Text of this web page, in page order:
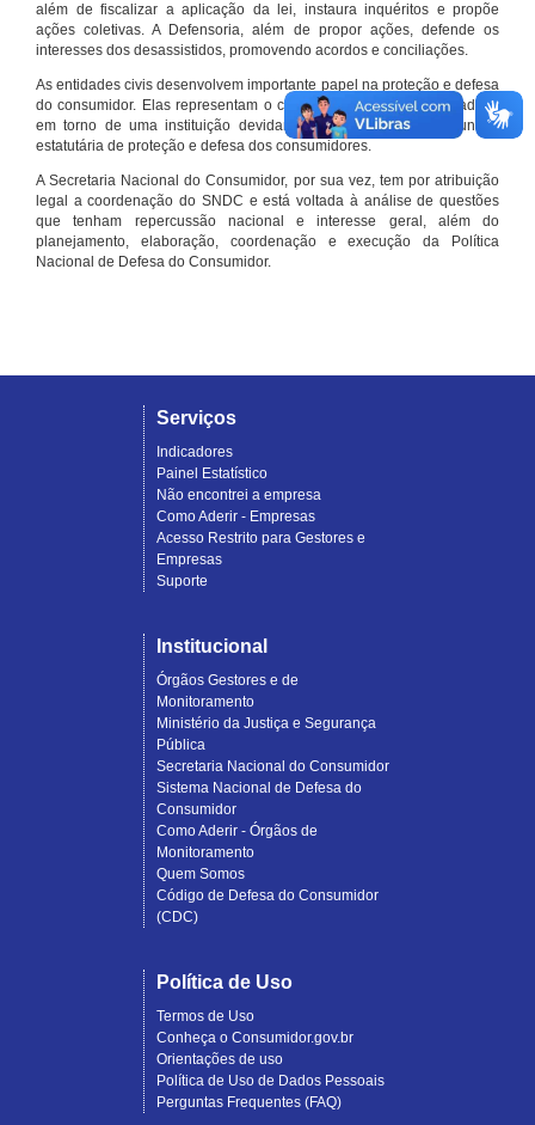
além de fiscalizar a aplicação da lei, instaura inquéritos e propõe
ações coletivas. A Defensoria, além de propor ações, defende os
interesses dos desassistidos, promovendo acordos e conciliações.
As entidades civis desenvolvem importante papel na proteção e defesa
do consumidor. Elas representam o conjunto organizado de cidadãos
em torno de uma instituição devidamente registrada e com função
estatutária de proteção e defesa dos consumidores.
A Secretaria Nacional do Consumidor, por sua vez, tem por atribuição
legal a coordenação do SNDC e está voltada à análise de questões
que tenham repercussão nacional e interesse geral, além do
planejamento, elaboração, coordenação e execução da Política
Nacional de Defesa do Consumidor.
Serviços
Indicadores
Painel Estatístico
Não encontrei a empresa
Como Aderir - Empresas
Acesso Restrito para Gestores e
Empresas
Suporte
Institucional
Órgãos Gestores e de
Monitoramento
Ministério da Justiça e Segurança
Pública
Secretaria Nacional do Consumidor
Sistema Nacional de Defesa do
Consumidor
Como Aderir - Órgãos de
Monitoramento
Quem Somos
Código de Defesa do Consumidor
(CDC)
Política de Uso
Termos de Uso
Conheça o Consumidor.gov.br
Orientações de uso
Política de Uso de Dados Pessoais
Perguntas Frequentes (FAQ)